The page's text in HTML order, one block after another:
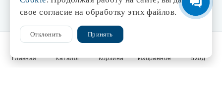
База знаний
Статьи
Главная Каталог Корзина Избранное Вход
свое согласие на обработку этих файлов.
Отклонить Принять